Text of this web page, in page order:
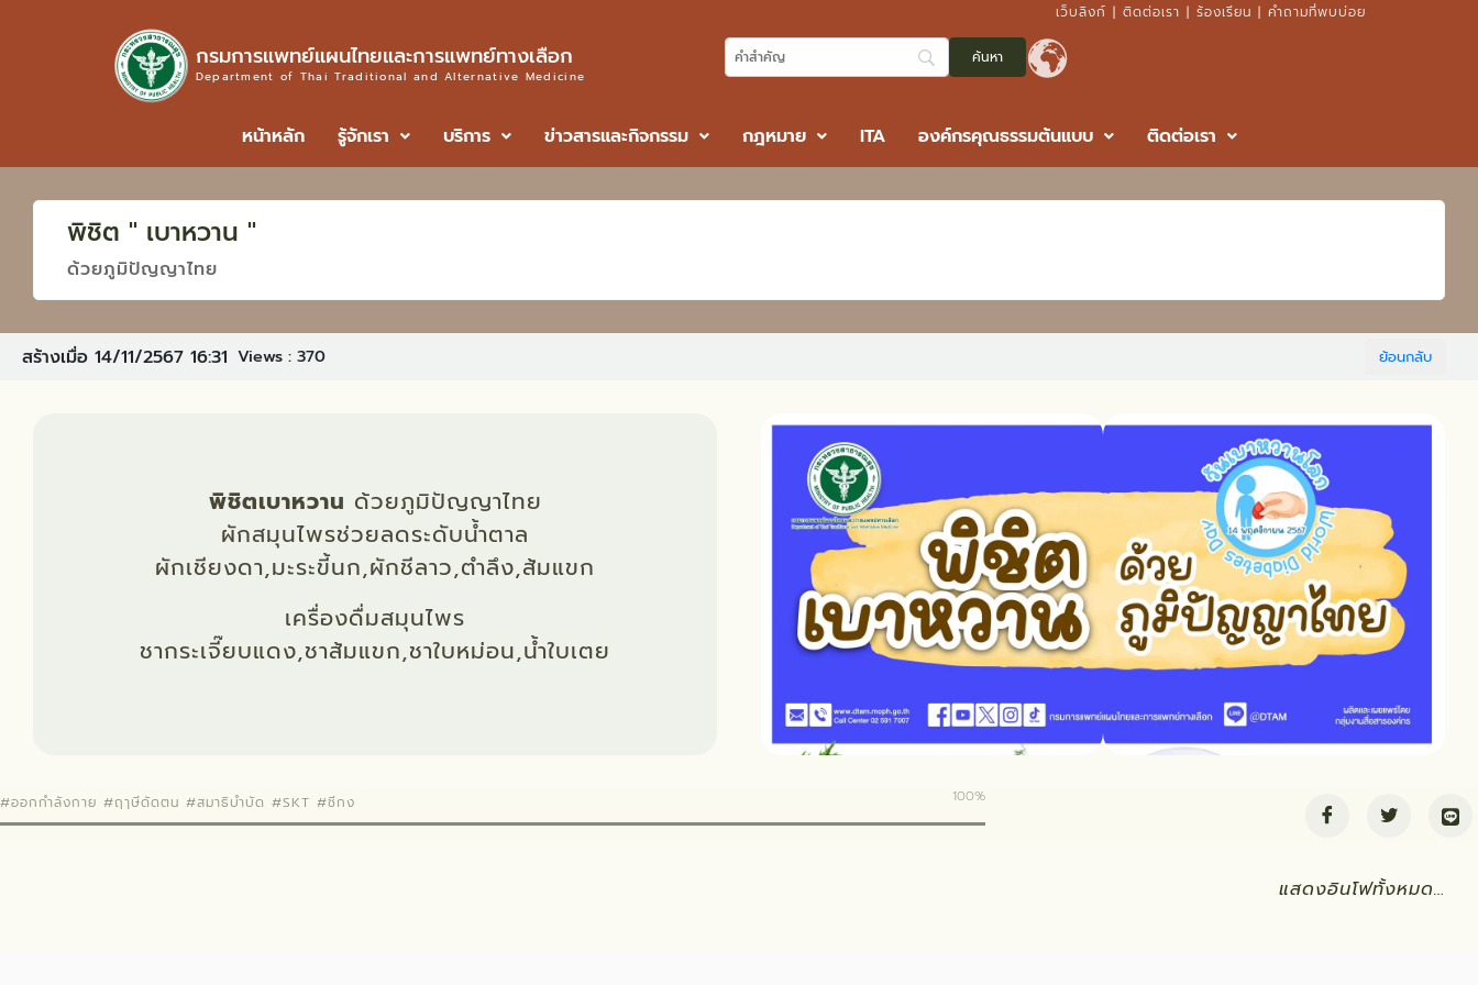
เว็บลิงก์ | ติดต่อเรา | ร้องเรียน | คำถามที่พบบ่อย
กรมการแพทย์แผนไทยและการแพทย์ทางเลือก
Department of Thai Traditional and Alternative Medicine
หน้าหลัก รู้จักเรา บริการ ข่าวสารและกิจกรรม กฎหมาย ITA องค์กรคุณธรรมต้นแบบ ติดต่อเรา
พิชิต " เบาหวาน "
ด้วยภูมิปัญญาไทย
สร้างเมื่อ 14/11/2567 16:31 Views : 370 ย้อนกลับ
พิชิตเบาหวาน ด้วยภูมิปัญญาไทย
ผักสมุนไพรช่วยลดระดับน้ำตาล
ผักเชียงดา,มะระขี้นก,ผักชีลาว,ตำลึง,ส้มแขก
เครื่องดื่มสมุนไพร
ชากระเจี๊ยบแดง,ชาส้มแขก,ชาใบหม่อน,น้ำใบเตย
#ออกกำลังกาย #ฤๅษีดัดตน #สมาธิบำบัด #SKT #ชีกง 100%
แสดงอินโฟทั้งหมด…